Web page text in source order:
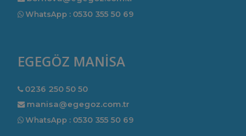
WhatsApp : 0530 355 50 69
EGEGÖZ MANİSA
0236 250 50 50
manisa@egegoz.com.tr
WhatsApp : 0530 355 50 69